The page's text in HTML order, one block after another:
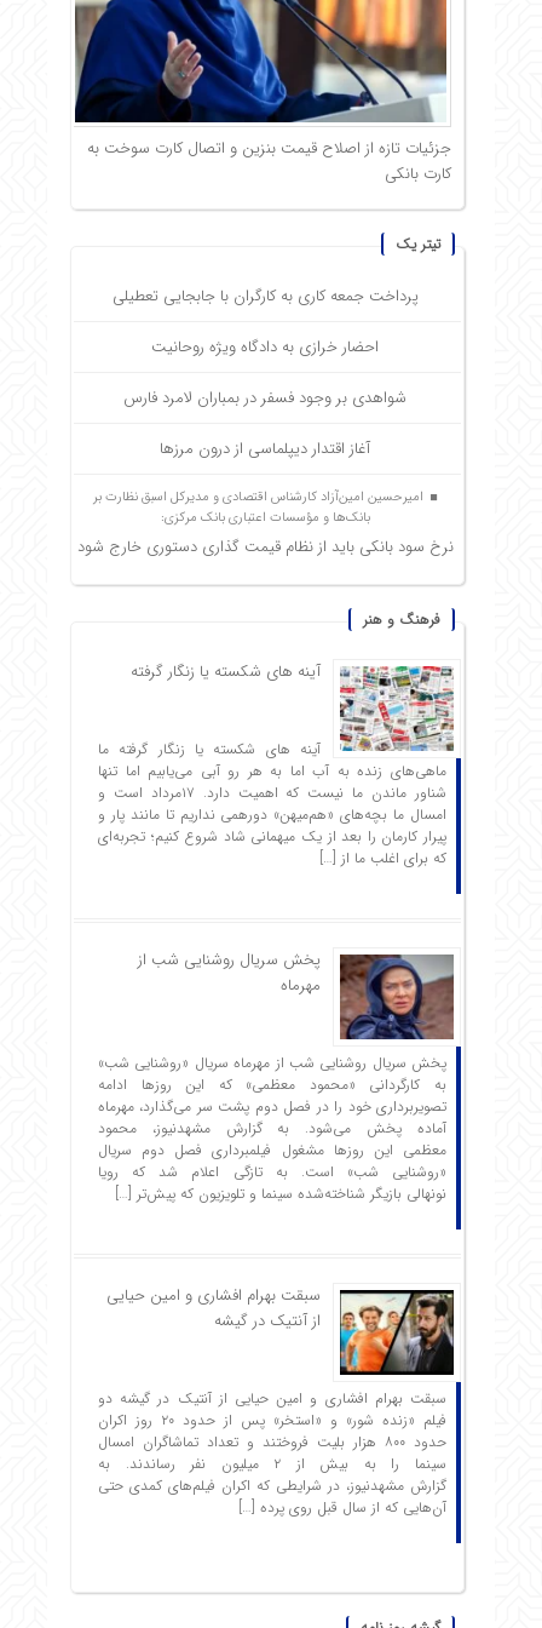
جزئیات تازه از اصلاح قیمت بنزین و اتصال کارت سوخت به
کارت بانکی
تیتر یک
پرداخت جمعه کاری به کارگران با جابجایی تعطیلی
احضار خرازی به دادگاه ویژه روحانیت
شواهدی بر وجود فسفر در بمباران لامرد فارس
آغاز اقتدار دیپلماسی از درون مرزها
امیرحسین امین‌آزاد کارشناس اقتصادی و مدیرکل اسبق نظارت بر
بانک‌ها و مؤسسات اعتباری بانک مرکزی:
نرخ سود بانکی باید از نظام قیمت گذاری دستوری خارج شود
فرهنگ و هنر
آینه های شکسته یا زنگار گرفته
آینه های شکسته یا زنگار گرفته ما
ماهی‌های زنده به آب اما به هر رو آبی می‌یابیم اما تنها
شناور ماندن ما نیست که اهمیت دارد. ۱۷مرداد است و
امسال ما بچه‌های «هم‌میهن» دورهمی نداریم تا مانند پار و
پیرار کارمان را بعد از یک میهمانی شاد شروع ‌کنیم؛ تجربه‌ای
که برای اغلب ما از […]
پخش سریال روشنایی شب از
مهرماه
پخش سریال روشنایی شب از مهرماه سریال «روشنایی شب»
به کارگردانی «محمود معظمی» که این روزها ادامه
تصویربرداری خود را در فصل دوم پشت سر می‌گذارد، مهرماه
آماده پخش می‌شود. به گزارش مشهدنیوز، محمود
معظمی این روزها مشغول فیلمبرداری فصل دوم سریال
«روشنایی شب» است. به تازگی اعلام شد که رویا
نونهالی بازیگر شناخته‌شده سینما و تلویزیون که پیش‌تر […]
سبقت بهرام افشاری و امین حیایی
از آنتیک در گیشه
سبقت بهرام افشاری و امین حیایی از آنتیک در گیشه دو
فیلم «زنده شور» و «استخر» پس از حدود ۲۰ روز اکران
حدود ۸۰۰ هزار بلیت فروختند و تعداد تماشاگران امسال
سینما را به بیش از ۲ میلیون نفر رساندند. به
گزارش مشهدنیوز، در شرایطی که اکران فیلم‌های کمدی حتی
آن‌هایی که از سال قبل روی پرده […]